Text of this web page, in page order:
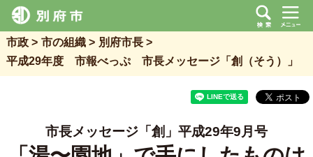
市政 市の組織
別府市長
平成29年度 市報べっぷ 市長メッセージ「創（そう）」
市長メッセージ「創」平成29年9月号